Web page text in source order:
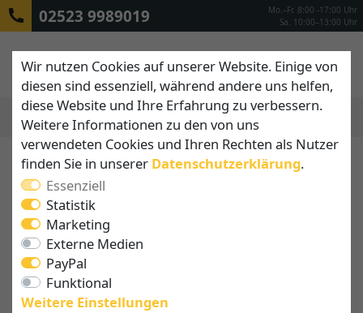
02523 9989019
Mo.–Fr. 8:00 -17:00 Uhr
Sa. 10:00–13:00 Uhr
Wir nutzen Cookies auf unserer Website. Einige von
diesen sind essenziell, während andere uns helfen,
diese Website und Ihre Erfahrung zu verbessern.
Weitere Informationen zu den von uns
verwendeten Cookies und Ihren Rechten als Nutzer
finden Sie in unserer Daten­schutz­erklärung.
Essenziell
Statistik
Marketing
Externe Medien
PayPal
Funktional
Weitere Einstellungen